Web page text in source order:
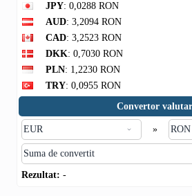
JPY: 0,0288 RON
AUD: 3,2094 RON
CAD: 3,2523 RON
DKK: 0,7030 RON
PLN: 1,2230 RON
TRY: 0,0955 RON
Convertor valutar
»
Rezultat: -